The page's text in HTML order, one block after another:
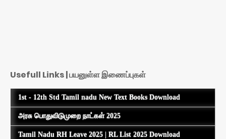
Usefull Links | பயனுள்ள இணைப்புகள்
1st - 12th Std Tamil nadu New Text Books Download
அரசு பொதுவிடுமுறை நாட்கள் 2025
Tamil Nadu RH Leave 2025 | RL List 2025 Download